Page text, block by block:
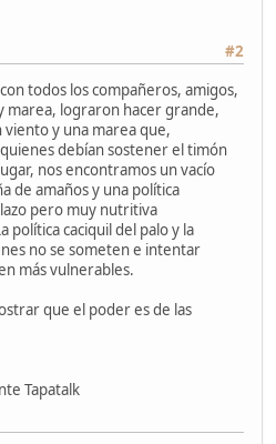
#2
todos los compañeros, amigos,
marea, lograron hacer grande,
y una marea que,
debían sostener el timón
nos encontramos un vacío
de amaños y una política
pero muy nutritiva
política caciquil del palo y la
no se someten e intentar
más vulnerables.
que el poder es de las
Tapatalk